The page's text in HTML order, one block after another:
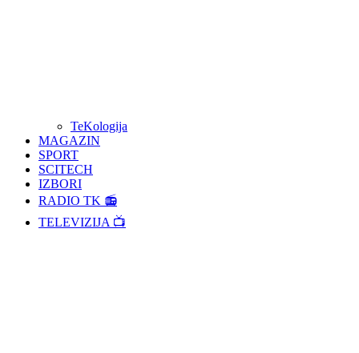
TeKologija
MAGAZIN
SPORT
SCITECH
IZBORI
RADIO TK 📻
TELEVIZIJA 📺